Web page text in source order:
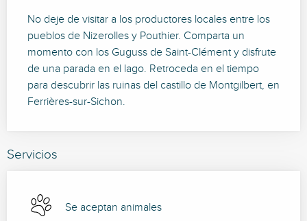
No deje de visitar a los productores locales entre los
pueblos de Nizerolles y Pouthier. Comparta un
momento con los Guguss de Saint-Clément y disfrute
de una parada en el lago. Retroceda en el tiempo
para descubrir las ruinas del castillo de Montgilbert, en
Ferrières-sur-Sichon.
Servicios
Se aceptan animales